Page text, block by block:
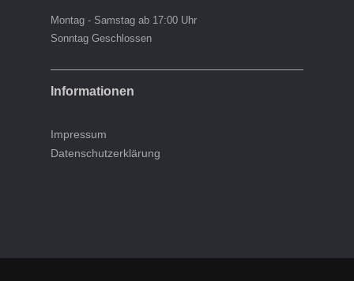
Montag - Samstag ab 17:00 Uhr
Sonntag Geschlossen
Informationen
Impressum
Datenschutzerklärung